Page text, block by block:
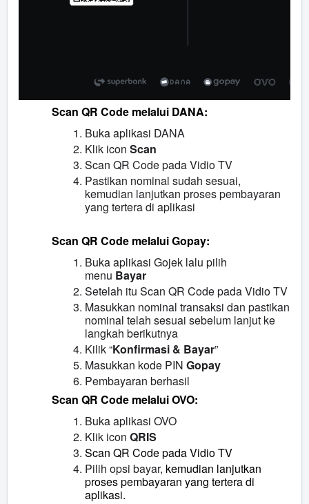
Scan QR Code melalui DANA:
Buka aplikasi DANA
Klik icon Scan
Scan QR Code pada Vidio TV
Pastikan nominal sudah sesuai,
kemudian lanjutkan proses pembayaran
yang tertera di aplikasi
Scan QR Code melalui Gopay:
Buka aplikasi Gojek lalu pilih
menu Bayar
Setelah itu Scan QR Code pada Vidio TV
Masukkan nominal transaksi dan pastikan
nominal telah sesuai sebelum lanjut ke
langkah berikutnya
Kilik “Konfirmasi & Bayar”
Masukkan kode PIN Gopay
Pembayaran berhasil
Scan QR Code melalui OVO:
Buka aplikasi OVO
Klik icon QRIS
Scan QR Code pada Vidio TV
Pilih opsi bayar, kemudian lanjutkan
proses pembayaran yang tertera di
aplikasi.